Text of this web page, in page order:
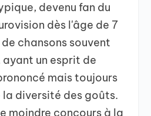
devenu fan du
dès l'âge de 7
chansons souvent
ayant un esprit de
mais toujours
la diversité des goûts.
moindre concours à la